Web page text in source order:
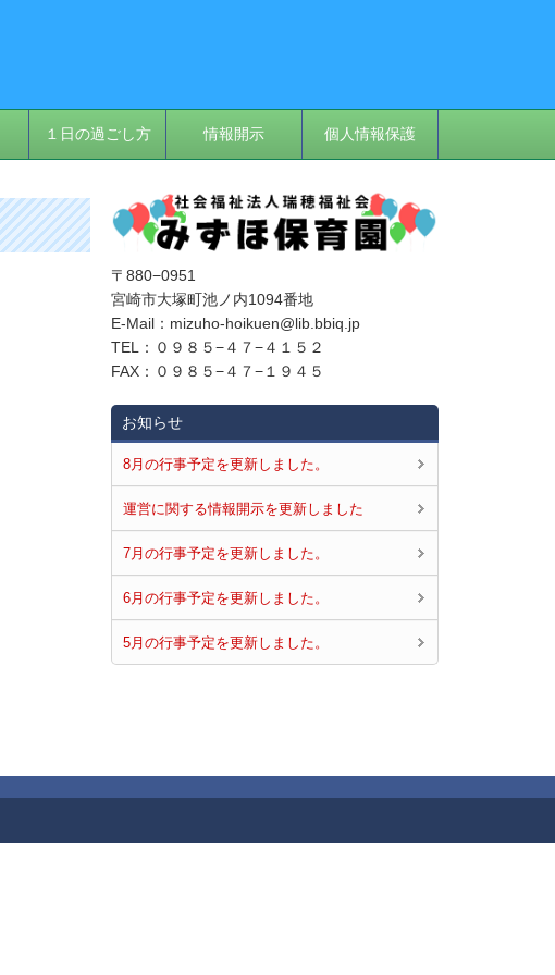
１日の過ごし方 情報開示 個人情報保護
〒880−0951
宮崎市大塚町池ノ内1094番地
E‐Mail：mizuho-hoikuen@lib.bbiq.jp
TEL：０９８５−４７−４１５２
FAX：０９８５−４７−１９４５
お知らせ
8月の行事予定を更新しました。
運営に関する情報開示を更新しました
7月の行事予定を更新しました。
6月の行事予定を更新しました。
5月の行事予定を更新しました。